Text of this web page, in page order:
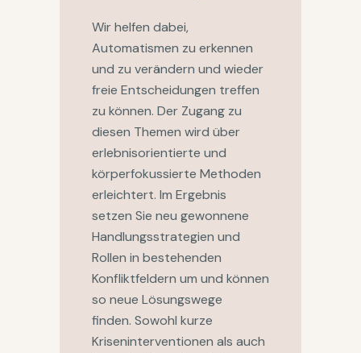
Wir helfen dabei,
Automatismen zu erkennen
und zu verändern und wieder
freie Entscheidungen treffen
zu können. Der Zugang zu
diesen Themen wird über
erlebnisorientierte und
körperfokussierte Methoden
erleichtert. Im Ergebnis
setzen Sie neu gewonnene
Handlungsstrategien und
Rollen in bestehenden
Konfliktfeldern um und können
so neue Lösungswege
finden. Sowohl kurze
Kriseninterventionen als auch